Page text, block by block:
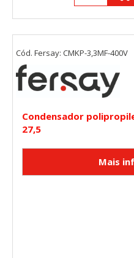
Condensador
27,5
Cód. Fersay: CMKP-3,3MF-400V